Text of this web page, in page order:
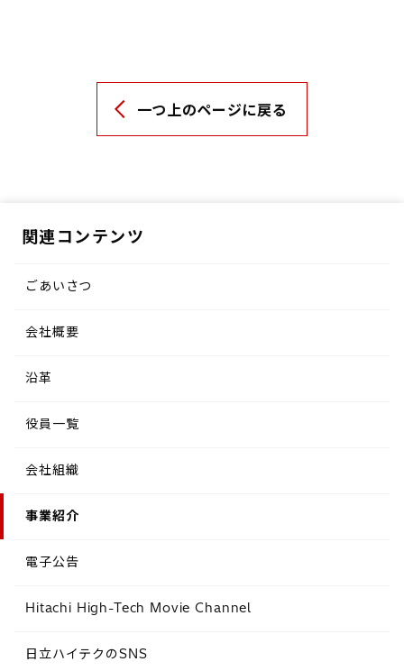
一つ上のページに戻る
関連コンテンツ
ごあいさつ
会社概要
沿革
役員一覧
会社組織
事業紹介
電子公告
Hitachi High-Tech Movie Channel
日立ハイテクのSNS